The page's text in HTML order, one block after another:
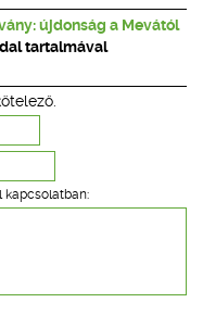
újdonság a Mevától
tartalmával
kapcsolatban: